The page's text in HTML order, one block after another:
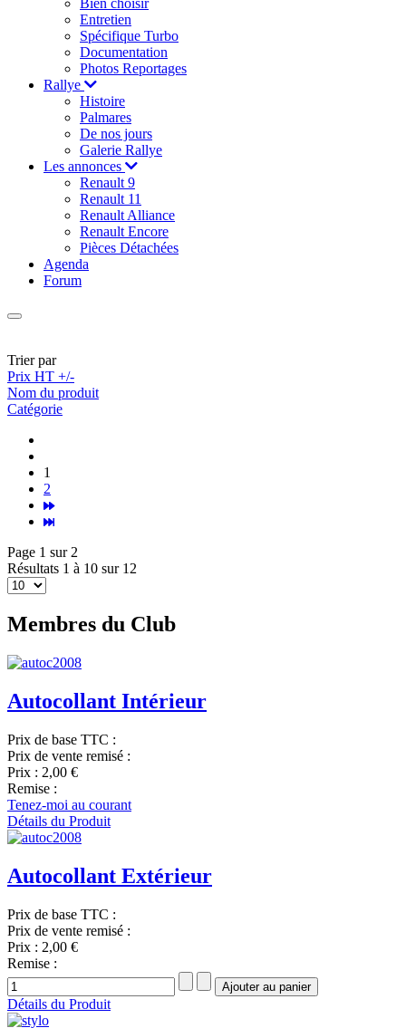
Bien choisir
Entretien
Spécifique Turbo
Documentation
Photos Reportages
Rallye
Histoire
Palmares
De nos jours
Galerie Rallye
Les annonces
Renault 9
Renault 11
Renault Alliance
Renault Encore
Pièces Détachées
Agenda
Forum
Trier par
Prix HT +/-
Nom du produit
Catégorie
1
2
Page 1 sur 2
Résultats 1 à 10 sur 12
Membres du Club
Autocollant Intérieur
Prix de base TTC :
Prix de vente remisé :
Prix : 2,00 €
Remise :
Tenez-moi au courant
Détails du Produit
Autocollant Extérieur
Prix de base TTC :
Prix de vente remisé :
Prix : 2,00 €
Remise :
Détails du Produit